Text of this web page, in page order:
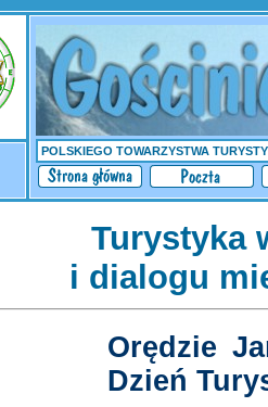
POLSKIEGO TOWARZYSTWA
Turystyka
i dialogu
Orędzie
Dzień